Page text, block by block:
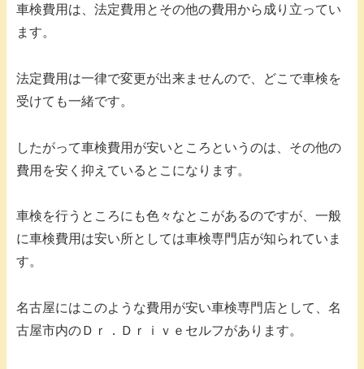
車検費用は、法定費用とその他の費用から成り立ってい
ます。
法定費用は一律で変更が出来ませんので、どこで車検を
受けても一緒です。
したがって車検費用が安いところというのは、その他の
費用を安く抑えているとこになります。
車検を行うところにも色々なとこがあるのですが、一般
に車検費用は安い所としては車検専門店が知られていま
す。
名古屋にはこのような費用が安い車検専門店として、名
古屋市内のＤｒ．Ｄｒｉｖｅセルフがあります。